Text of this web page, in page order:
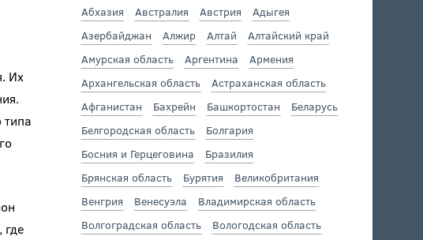
Их
типа
Абхазия Австралия Австрия
Адыгея
Азербайджан
Алжир Алтай
Алтайский край
Амурская область
Аргентина
Армения
Архангельская область
Астраханская область
Афганистан
Бахрейн Башкортостан
Беларусь
Белгородская область
Болгария
Босния и Герцеговина
Бразилия
Брянская область
Бурятия
Великобритания
Венгрия
Венесуэла
Владимирская область
Волгоградская область
Вологодская область